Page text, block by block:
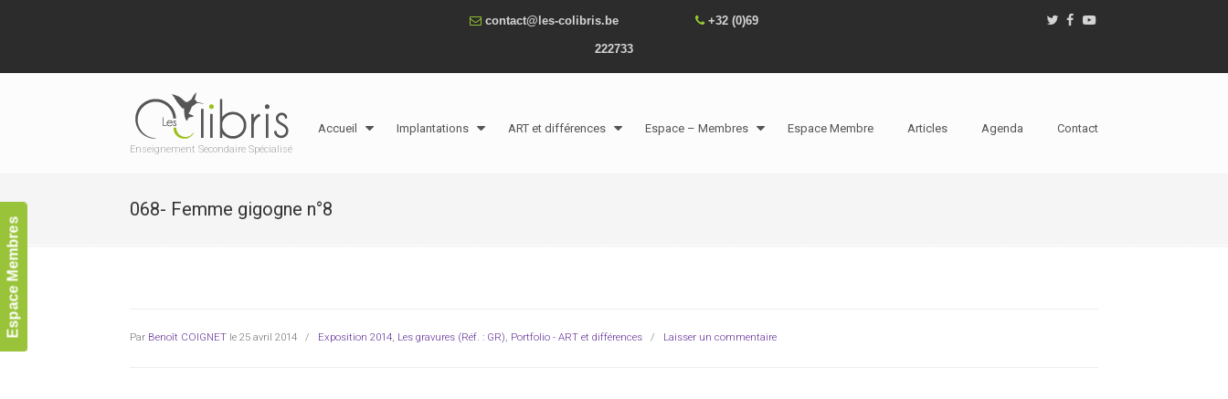
Espace Membres
contact@les-colibris.be +32 (0)69
222733
Enseignement Secondaire Spécialisé
Accueil Implantations ART et différences Espace – Membres Espace Membre Articles Agenda Contact
068- Femme gigogne n°8
Par Benoît COIGNET le 25 avril 2014 / Exposition 2014, Les gravures (Réf. : GR), Portfolio - ART et différences / Laisser un commentaire